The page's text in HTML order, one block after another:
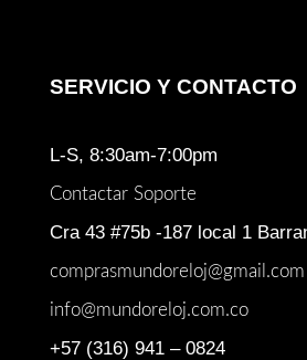
SERVICIO Y CONTACTO
L-S, 8:30am-7:00pm
Contactar Soporte
Cra 43 #75b -187 local 1
comprasmundoreloj@gmail.com
info@mundoreloj.com.co
+57 (316) 941 – 0824